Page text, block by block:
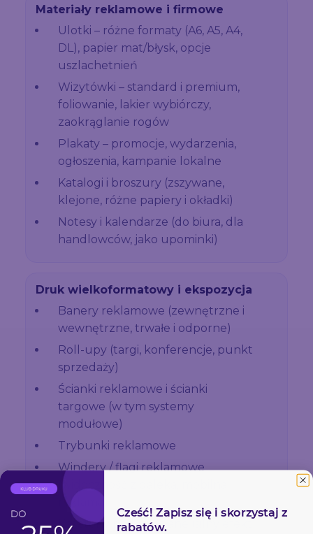
Materiały reklamowe i firmowe
Ulotki – różne formaty (A6, A5, A4,
DL), papier mat/błysk, opcje
uszlachetnień
Wizytówki – standard i premium,
foliowanie, lakier wybiórczy,
zaokrąglanie rogów
Plakaty – promocje, wydarzenia,
ogłoszenia, kampanie lokalne
Katalogi i broszury (zszywane,
klejone, różne papiery i okładki)
Notesy i kalendarze (do biura, dla
handlowców, jako upominki)
Druk wielkoformatowy i ekspozycja
Banery reklamowe (zewnętrzne i
wewnętrzne, trwałe i odporne)
Roll-upy (targi, konferencje, punkt
sprzedaży)
Ścianki reklamowe i ścianki
targowe (w tym systemy
modułowe)
Trybunki reklamowe
Windery / flagi reklamowe
reklama)
Kasetony podświetlane (silny efekt
Cześć! Zapisz się i skorzystaj z
rabatów.